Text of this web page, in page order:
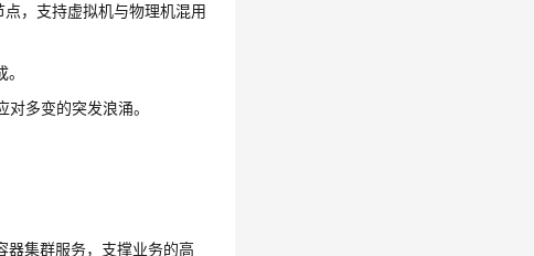
点，支持虚拟机与物理机混用
多变的突发浪涌。
器集群服务，支撑业务的高